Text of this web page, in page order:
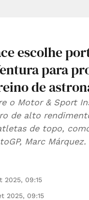
escolhe
para
de
o Motor & Sport
de alto
de topo,
Marc Márquez.
2025, 09:15
2025, 09:15